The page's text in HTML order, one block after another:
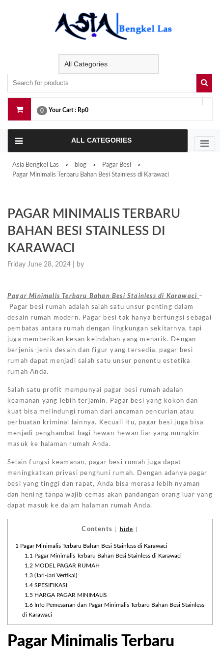
0 Your Cart : Rp0
ALL CATEGORIES
Asia Bengkel Las > blog > Pagar Besi >
Pagar Minimalis Terbaru Bahan Besi Stainless di Karawaci
PAGAR MINIMALIS TERBARU
BAHAN BESI STAINLESS DI
KARAWACI
Friday June 28, 2024 | by
Pagar Minimalis Terbaru Bahan Besi Stainless di Karawaci –
Pagar besi rumah adalah salah satu unsur penting dalam
desain rumah modern. Pagar besi tak hanya berfungsi sebagai
pembatas antara rumah dengan lingkungan sekitarnya, tapi
juga memberikan kesan keindahan yang menarik. Dengan
berjenis-jenis desain dan figur yang tersedia, pagar besi
rumah dapat menjadi salah satu unsur penentu estetika
rumah Anda.
Salah satu profit mempunyai pagar besi rumah adalah
keamanan yang lebih terjamin. Pagar besi yang kokoh dan
kuat bisa melindungi rumah dari ancaman pencurian atau
perbuatan kriminal lainnya. Kecuali itu, pagar besi juga bisa
menjadi penghambat bagi hewan-hewan liar yang mungkin
masuk ke halaman rumah Anda.
Selain fungsi keamanan, pagar besi rumah juga dapat
meningkatkan privasi penghuni rumah. Dengan adanya pagar
besi yang tinggi dan rapat, Anda bisa merasa lebih nyaman
dan hening tanpa wajib cemas akan pandangan orang luar yang
dapat masuk ke dalam halaman rumah Anda.
Contents hide
1
Pagar Minimalis Terbaru Bahan Besi Stainless di Karawaci
1.1
Pagar Minimalis Terbaru Bahan Besi Stainless di Karawaci
1.2 MODEL PAGAR RUMAH
1.3(Jari-Jari Vertikal)
1.4SPESIFIKASI
1.5 HARGA PAGAR MINIMALIS
1.6Info Pemesanan dan Pagar Minimalis Terbaru Bahan Besi Stainless
di Karawaci
Pagar Minimalis Terbaru